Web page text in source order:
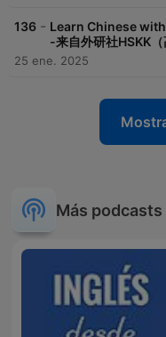
136 - Learn Chinese with
-来自外研社HSKK
25 ene. 2025
Más